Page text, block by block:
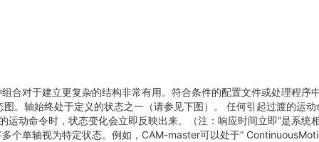
合对于建立更复杂的结构非常有用。符合条件的配置文件或处理程
。轴始终处于定义的状态之一（请参见下图）。 任何引起过渡的运
动命令时，状态变化会立即反映出来。（注：响应时间立即”是系
个单轴视为特定状态。例如，CAM-master可以处于“